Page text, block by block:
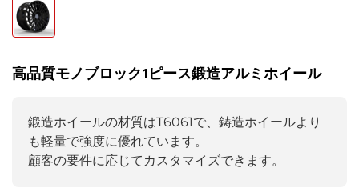
高品質モノブロック1ピース鍛造アルミホイール
鍛造ホイールの材質はT6061で、鋳造ホイールより
も軽量で強度に優れています。
顧客の要件に応じてカスタマイズできます。